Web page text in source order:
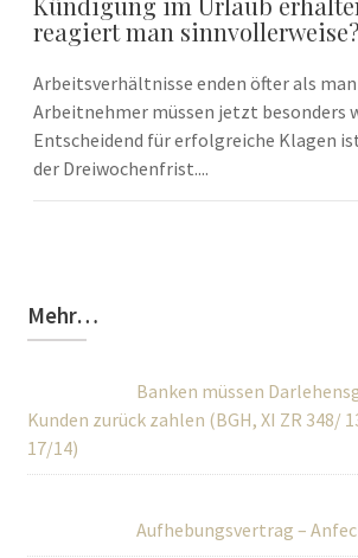
reagiert man sinnvollerweise?
Arbeitsverhältnisse enden öfter als
Arbeitnehmer müssen jetzt besonders
Entscheidend für erfolgreiche Klagen
der Dreiwochenfrist....
Mehr…
Banken müssen
Kunden zurück zahlen (BGH, XI ZR 348/
17/14)
Aufhebungsvertrag –